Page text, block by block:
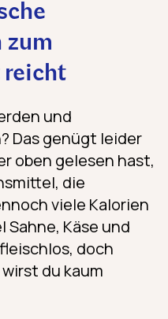
zum
reicht
und
Das genügt leider
oben gelesen hast,
die
viele Kalorien
Käse und
doch
du kaum